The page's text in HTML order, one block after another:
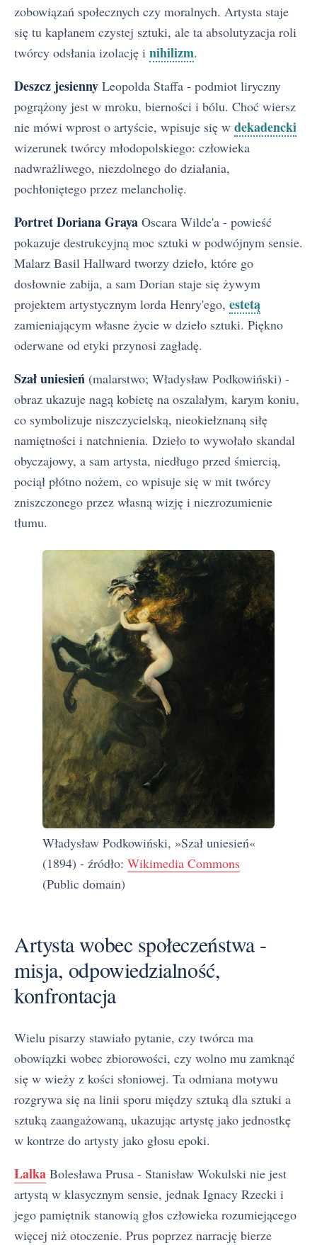
zobowiązań społecznych czy moralnych. Artysta staje
się tu kapłanem czystej sztuki, ale ta absolutyzacja roli
twórcy odsłania izolację i nihilizm.
Deszcz jesienny Leopolda Staffa - podmiot liryczny
pogrążony jest w mroku, bierności i bólu. Choć wiersz
nie mówi wprost o artyście, wpisuje się w dekadencki
wizerunek twórcy młodopolskiego: człowieka
nadwrażliwego, niezdolnego do działania,
pochłoniętego przez melancholię.
Portret Doriana Graya Oscara Wilde'a - powieść
pokazuje destrukcyjną moc sztuki w podwójnym sensie.
Malarz Basil Hallward tworzy dzieło, które go
dosłownie zabija, a sam Dorian staje się żywym
projektem artystycznym lorda Henry'ego, estetą
zamieniającym własne życie w dzieło sztuki. Piękno
oderwane od etyki przynosi zagładę.
Szał uniesień (malarstwo; Władysław Podkowiński) -
obraz ukazuje nagą kobietę na oszalałym, karym koniu,
co symbolizuje niszczycielską, nieokiełznaną siłę
namiętności i natchnienia. Dzieło to wywołało skandal
obyczajowy, a sam artysta, niedługo przed śmiercią,
pociął płótno nożem, co wpisuje się w mit twórcy
zniszczonego przez własną wizję i niezrozumienie
tłumu.
Władysław Podkowiński, »Szał uniesień«
(1894) - źródło: Wikimedia Commons
(Public domain)
Artysta wobec społeczeństwa -
misja, odpowiedzialność,
konfrontacja
Wielu pisarzy stawiało pytanie, czy twórca ma
obowiązki wobec zbiorowości, czy wolno mu zamknąć
się w wieży z kości słoniowej. Ta odmiana motywu
rozgrywa się na linii sporu między sztuką dla sztuki a
sztuką zaangażowaną, ukazując artystę jako jednostkę
w kontrze do artysty jako głosu epoki.
Lalka Bolesława Prusa - Stanisław Wokulski nie jest
artystą w klasycznym sensie, jednak Ignacy Rzecki i
jego pamiętnik stanowią głos człowieka rozumiejącego
więcej niż otoczenie. Prus poprzez narrację bierze